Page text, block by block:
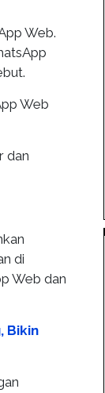
Web.
Web
dan
di
Web dan
Bikin